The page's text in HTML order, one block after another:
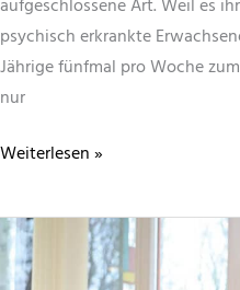
aufgeschlossene Art. Weil es
psychisch erkrankte
Jährige fünfmal pro Woche
nur
Antje
„Dieser
Ort
ist
Weiterlesen »